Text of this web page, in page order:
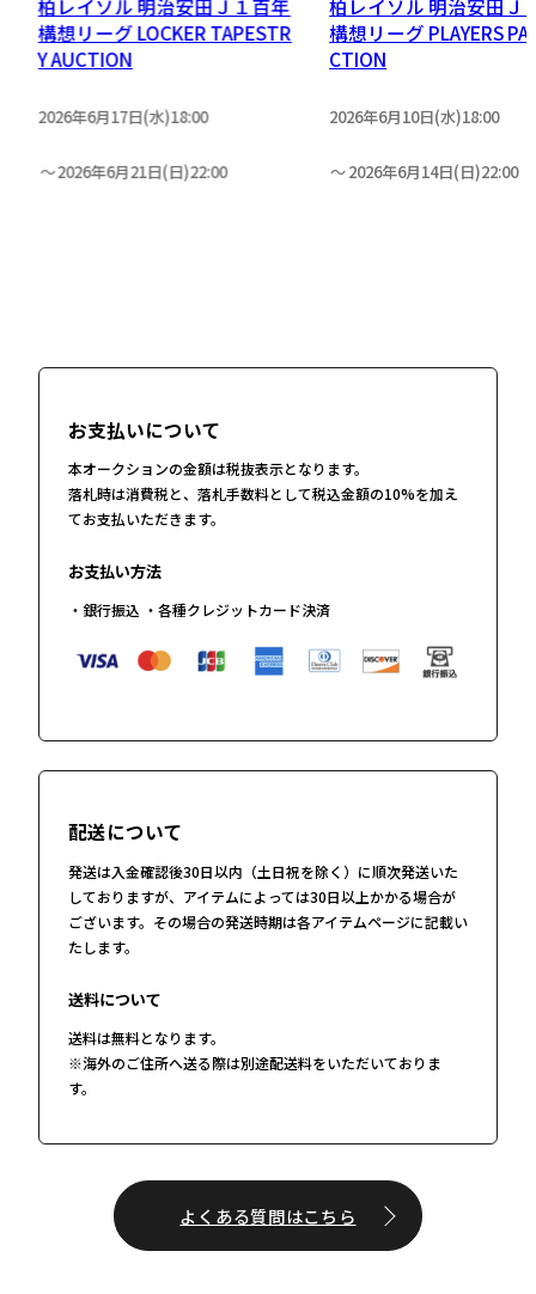
柏レイソル 明治安田Ｊ１百年
構想リーグ LOCKER TAPESTR
Y AUCTION
2026年6月17日(水)18:00
2026年6月21日(日)22:00
柏レイソル 明治安田Ｊ
構想リーグ PLAYERS
CTION
2026年6月10日(水)18:00
2026年6月14日(日)22:00
お支払いについて
本オークションの金額は税抜表示となります。
落札時は消費税と、落札手数料として税込金額の10%を加え
てお支払いただきます。
お支払い方法
・銀行振込 ・各種クレジットカード決済
配送について
発送は入金確認後30日以内（土日祝を除く）に順次発送いた
しておりますが、アイテムによっては30日以上かかる場合が
ございます。その場合の発送時期は各アイテムページに記載い
たします。
送料について
送料は無料となります。
※海外のご住所へ送る際は別途配送料をいただいておりま
す。
よくある質問はこちら